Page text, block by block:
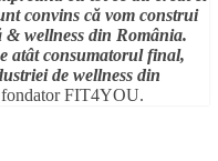
convins că vom construi
& wellness din România.
atât consumatorul final,
de wellness din
fondator FIT4YOU.